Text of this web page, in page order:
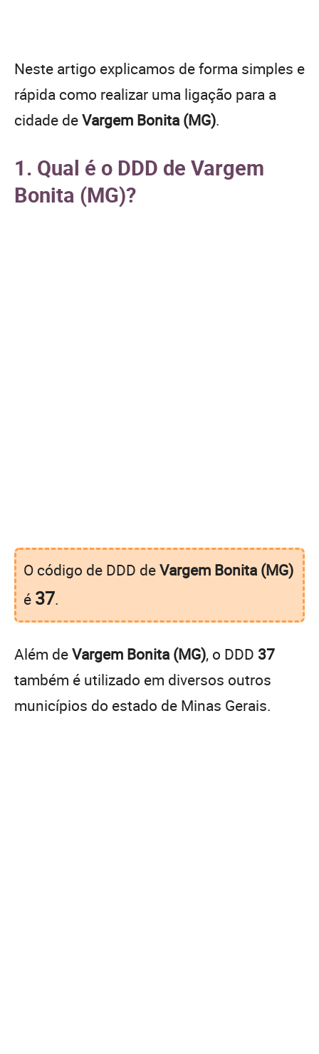
Neste artigo explicamos de forma simples e
rápida como realizar uma ligação para a
cidade deVargem Bonita (MG).
1. Qual é o DDD de Vargem
Bonita (MG)?
O código de DDD deVargem Bonita (MG)
é 37.
Além deVargem Bonita (MG), o DDD 37
também é utilizado em diversos outros
municípios do estado de Minas Gerais.